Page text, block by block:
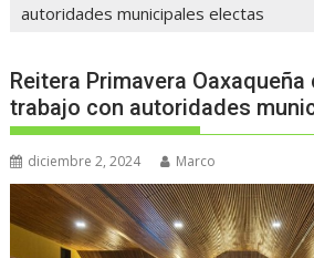
autoridades municipales electas
Reitera Primavera
trabajo con autoridades
diciembre 2, 2024 Marco